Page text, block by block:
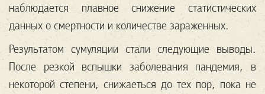
наблюдается плавное снижение статистических
данных о смертности и количестве зараженных.
Результатом сумуляции стали следующие выводы.
После резкой вспышки заболевания пандемия, в
некоторой степени, снижаеться до тех пор, пока не